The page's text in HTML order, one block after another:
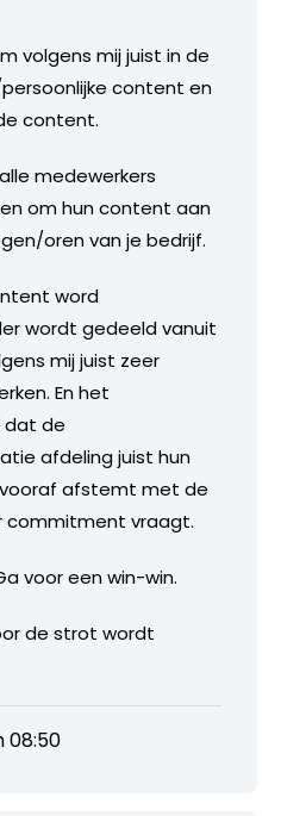
volgens mij juist in de
content en
content.
medewerkers
om hun content aan
oren van je bedrijf.
word
wordt gedeeld vanuit
mij juist zeer
En het
dat de
afdeling juist hun
afstemt met de
commitment vraagt.
voor een win-win.
de strot wordt
08:50